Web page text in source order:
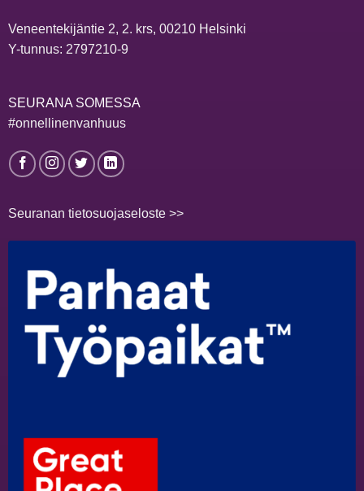
Veneentekijäntie 2, 2. krs, 00210 Helsinki
Y-tunnus: 2797210-9
SEURANA SOMESSA
#onnellinenvanhuus
Seuranan tietosuojaseloste >>